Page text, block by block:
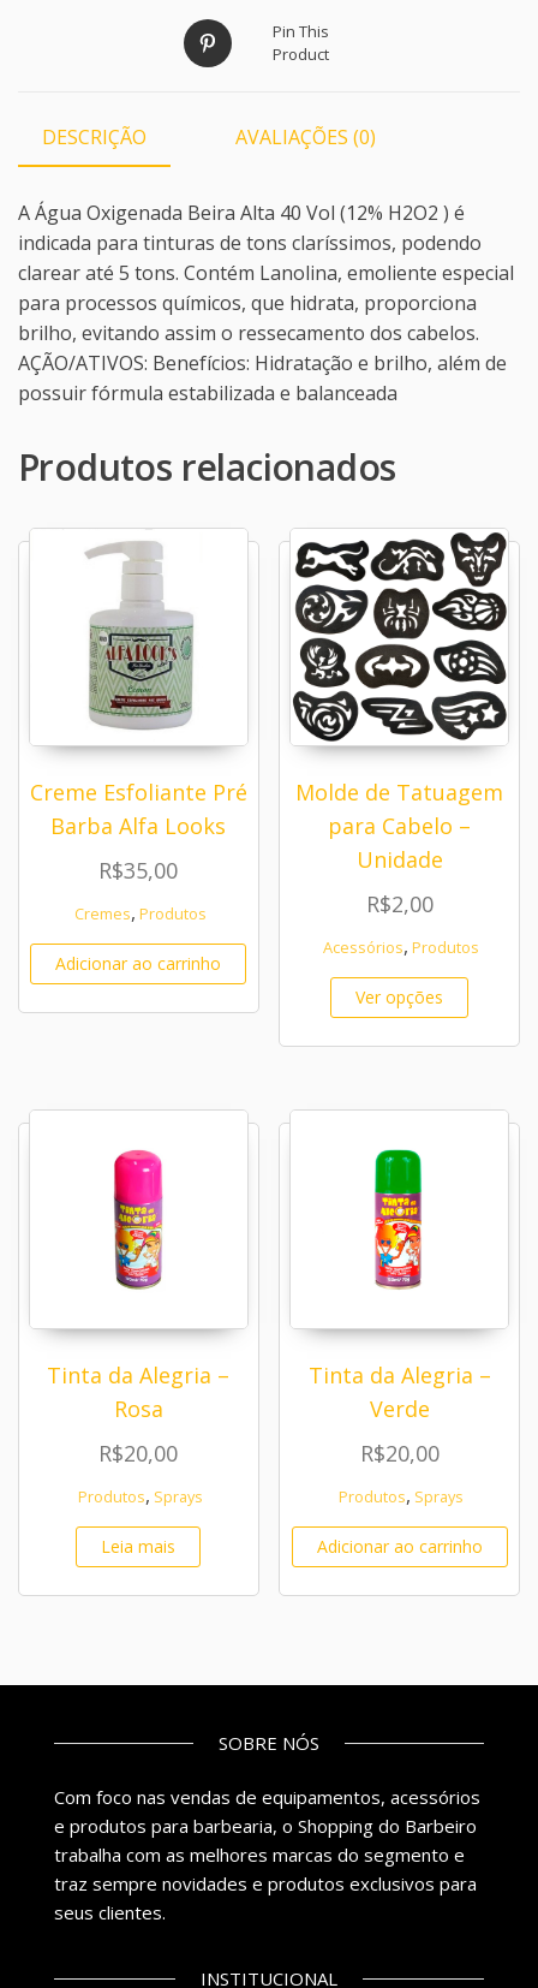
Pin This
Product
DESCRIÇÃO AVALIAÇÕES (0)
A Água Oxigenada Beira Alta 40 Vol (12% H2O2 ) é
indicada para tinturas de tons claríssimos, podendo
clarear até 5 tons. Contém Lanolina, emoliente especial
para processos químicos, que hidrata, proporciona
brilho, evitando assim o ressecamento dos cabelos.
AÇÃO/ATIVOS: Benefícios: Hidratação e brilho, além de
possuir fórmula estabilizada e balanceada
Produtos relacionados
Creme Esfoliante Pré
Barba Alfa Looks
R$35,00
Cremes, Produtos
Adicionar ao carrinho
Molde de Tatuagem
para Cabelo –
Unidade
R$2,00
Acessórios, Produtos
Ver opções Este
Tinta da Alegria –
Rosa
R$20,00
Produtos, Sprays
Leia mais
Tinta da Alegria –
Verde
R$20,00
Produtos, Sprays
Adicionar ao carrinho
SOBRE NÓS
Com foco nas vendas de equipamentos, acessórios
e produtos para barbearia, o Shopping do Barbeiro
trabalha com as melhores marcas do segmento e
traz sempre novidades e produtos exclusivos para
seus clientes.
INSTITUCIONAL